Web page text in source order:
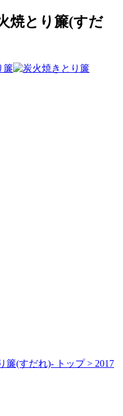
焼とり簾(すだ
簾(すだれ)- トップ > 2017